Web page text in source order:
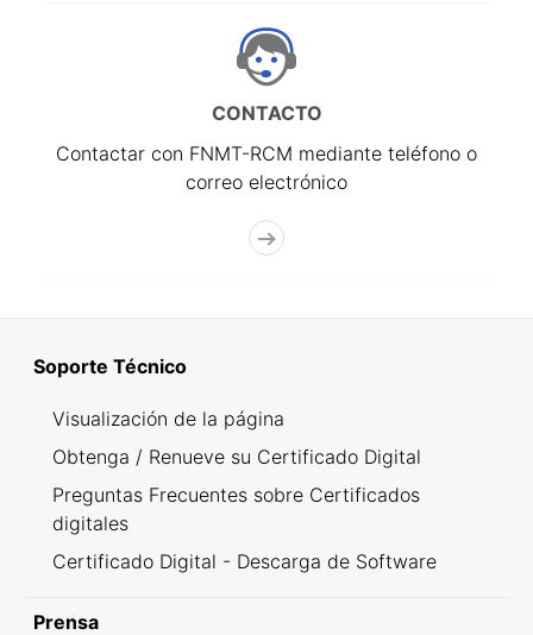
CONTACTO
Contactar con FNMT-RCM mediante teléfono o
correo electrónico
Soporte Técnico
Visualización de la página
Obtenga / Renueve su Certificado Digital
Preguntas Frecuentes sobre Certificados
digitales
Certificado Digital - Descarga de Software
Prensa